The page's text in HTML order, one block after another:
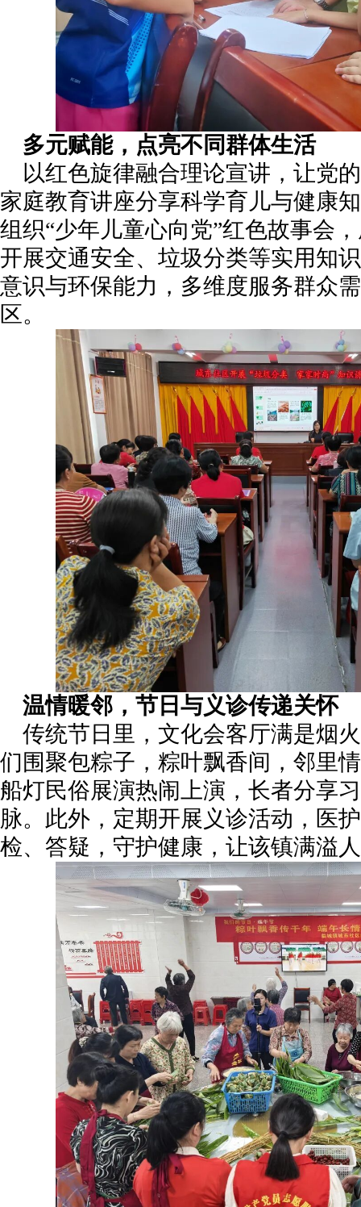
多元赋能，点亮不同群体生活
以红色旋律融合理论宣讲，让党
家庭教育讲座分享科学育儿与健康
组织“少年儿童心向党”红色故事会
开展交通安全、垃圾分类等实用知
意识与环保能力，多维度服务群众
区。
温情暖邻，节日与义诊传递关怀
传统节日里，文化会客厅满是烟
们围聚包粽子，粽叶飘香间，邻里
船灯民俗展演热闹上演，长者分享
脉。此外，定期开展义诊活动，医
检、答疑，守护健康，让该镇满溢